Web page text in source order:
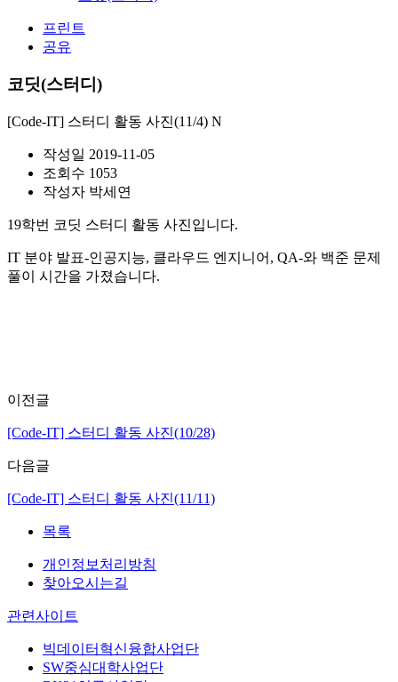
프린트
공유
코딧(스터디)
[Code-IT] 스터디 활동 사진(11/4) N
작성일 2019-11-05
조회수 1053
작성자 박세연
19학번 코딧 스터디 활동 사진입니다.
IT 분야 발표-인공지능, 클라우드 엔지니어, QA-와 백준 문제
풀이 시간을 가졌습니다.
이전글
[Code-IT] 스터디 활동 사진(10/28)
다음글
[Code-IT] 스터디 활동 사진(11/11)
목록
개인정보처리방침
찾아오시는길
관련사이트
빅데이터혁신융합사업단
SW중심대학사업단